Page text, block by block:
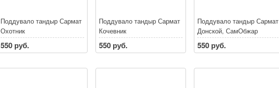
Поддувало тандыр Сармат
Охотник
550 руб.
Поддувало тандыр Сармат
Кочевник
550 руб.
Поддувало тандыр Сармат
Донской, СамОбжар
550 руб.